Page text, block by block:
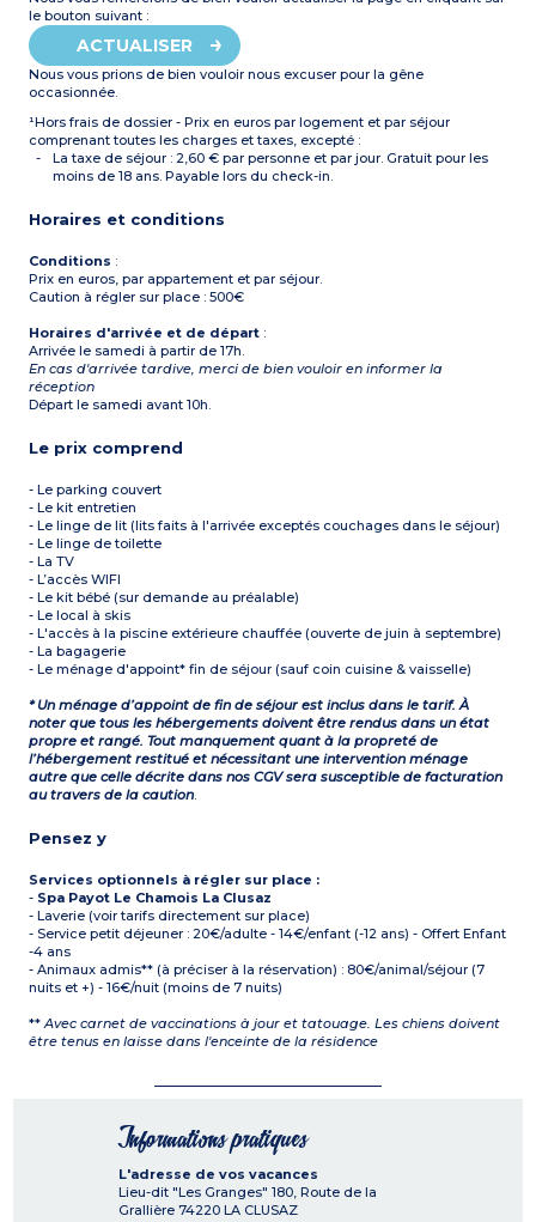
le bouton suivant :
ACTUALISER
Nous vous prions de bien vouloir nous excuser pour la gêne
occasionnée.
¹Hors frais de dossier - Prix en euros par logement et par séjour
comprenant toutes les charges et taxes, excepté :
La taxe de séjour : 2,60 € par personne et par jour. Gratuit pour les
moins de 18 ans. Payable lors du check-in.
Horaires et conditions
Conditions :
Prix en euros, par appartement et par séjour.
Caution à régler sur place : 500€
Horaires d'arrivée et de départ :
Arrivée le samedi à partir de 17h.
En cas d'arrivée tardive, merci de bien vouloir en informer la
réception
Départ le samedi avant 10h.
Le prix comprend
- Le parking couvert
- Le kit entretien
- Le linge de lit (lits faits à l'arrivée exceptés couchages dans le séjour)
- Le linge de toilette
- La TV
- L’accès WIFI
- Le kit bébé (sur demande au préalable)
- Le local à skis
- L'accès à la piscine extérieure chauffée (ouverte de juin à septembre)
- La bagagerie
- Le ménage d'appoint* fin de séjour (sauf coin cuisine & vaisselle)
* Un ménage d’appoint de fin de séjour est inclus dans le tarif. À
noter que tous les hébergements doivent être rendus dans un état
propre et rangé. Tout manquement quant à la propreté de
l’hébergement restitué et nécessitant une intervention ménage
autre que celle décrite dans nos CGV sera susceptible de facturation
au travers de la caution.
Pensez y
Services optionnels à régler sur place :
- Spa Payot Le Chamois La Clusaz
- Laverie (voir tarifs directement sur place)
- Service petit déjeuner : 20€/adulte - 14€/enfant (-12 ans) - Offert Enfant
-4 ans
- Animaux admis** (à préciser à la réservation) : 80€/animal/séjour (7
nuits et +) - 16€/nuit (moins de 7 nuits)
**Avec carnet de vaccinations à jour et tatouage. Les chiens doivent
être tenus en laisse dans l'enceinte de la résidence
Informations pratiques
L'adresse de vos vacances
Lieu-dit "Les Granges" 180, Route de la
Grallière 74220 LA CLUSAZ